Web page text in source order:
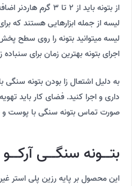
از بتونه باید از 2
لیسه از جمله ابزارهایی هستند که
اجرای بتونه بهترین زمان برای
به دلیل اشتعال زا بودن بتونه سنگی
داری و اجرا کنید. فضای کار باید
صورت تماس بتونه سنگی با پوست و
بتــونه سنگــی آرکــو
این محصول بر پایه رزین پلی استر